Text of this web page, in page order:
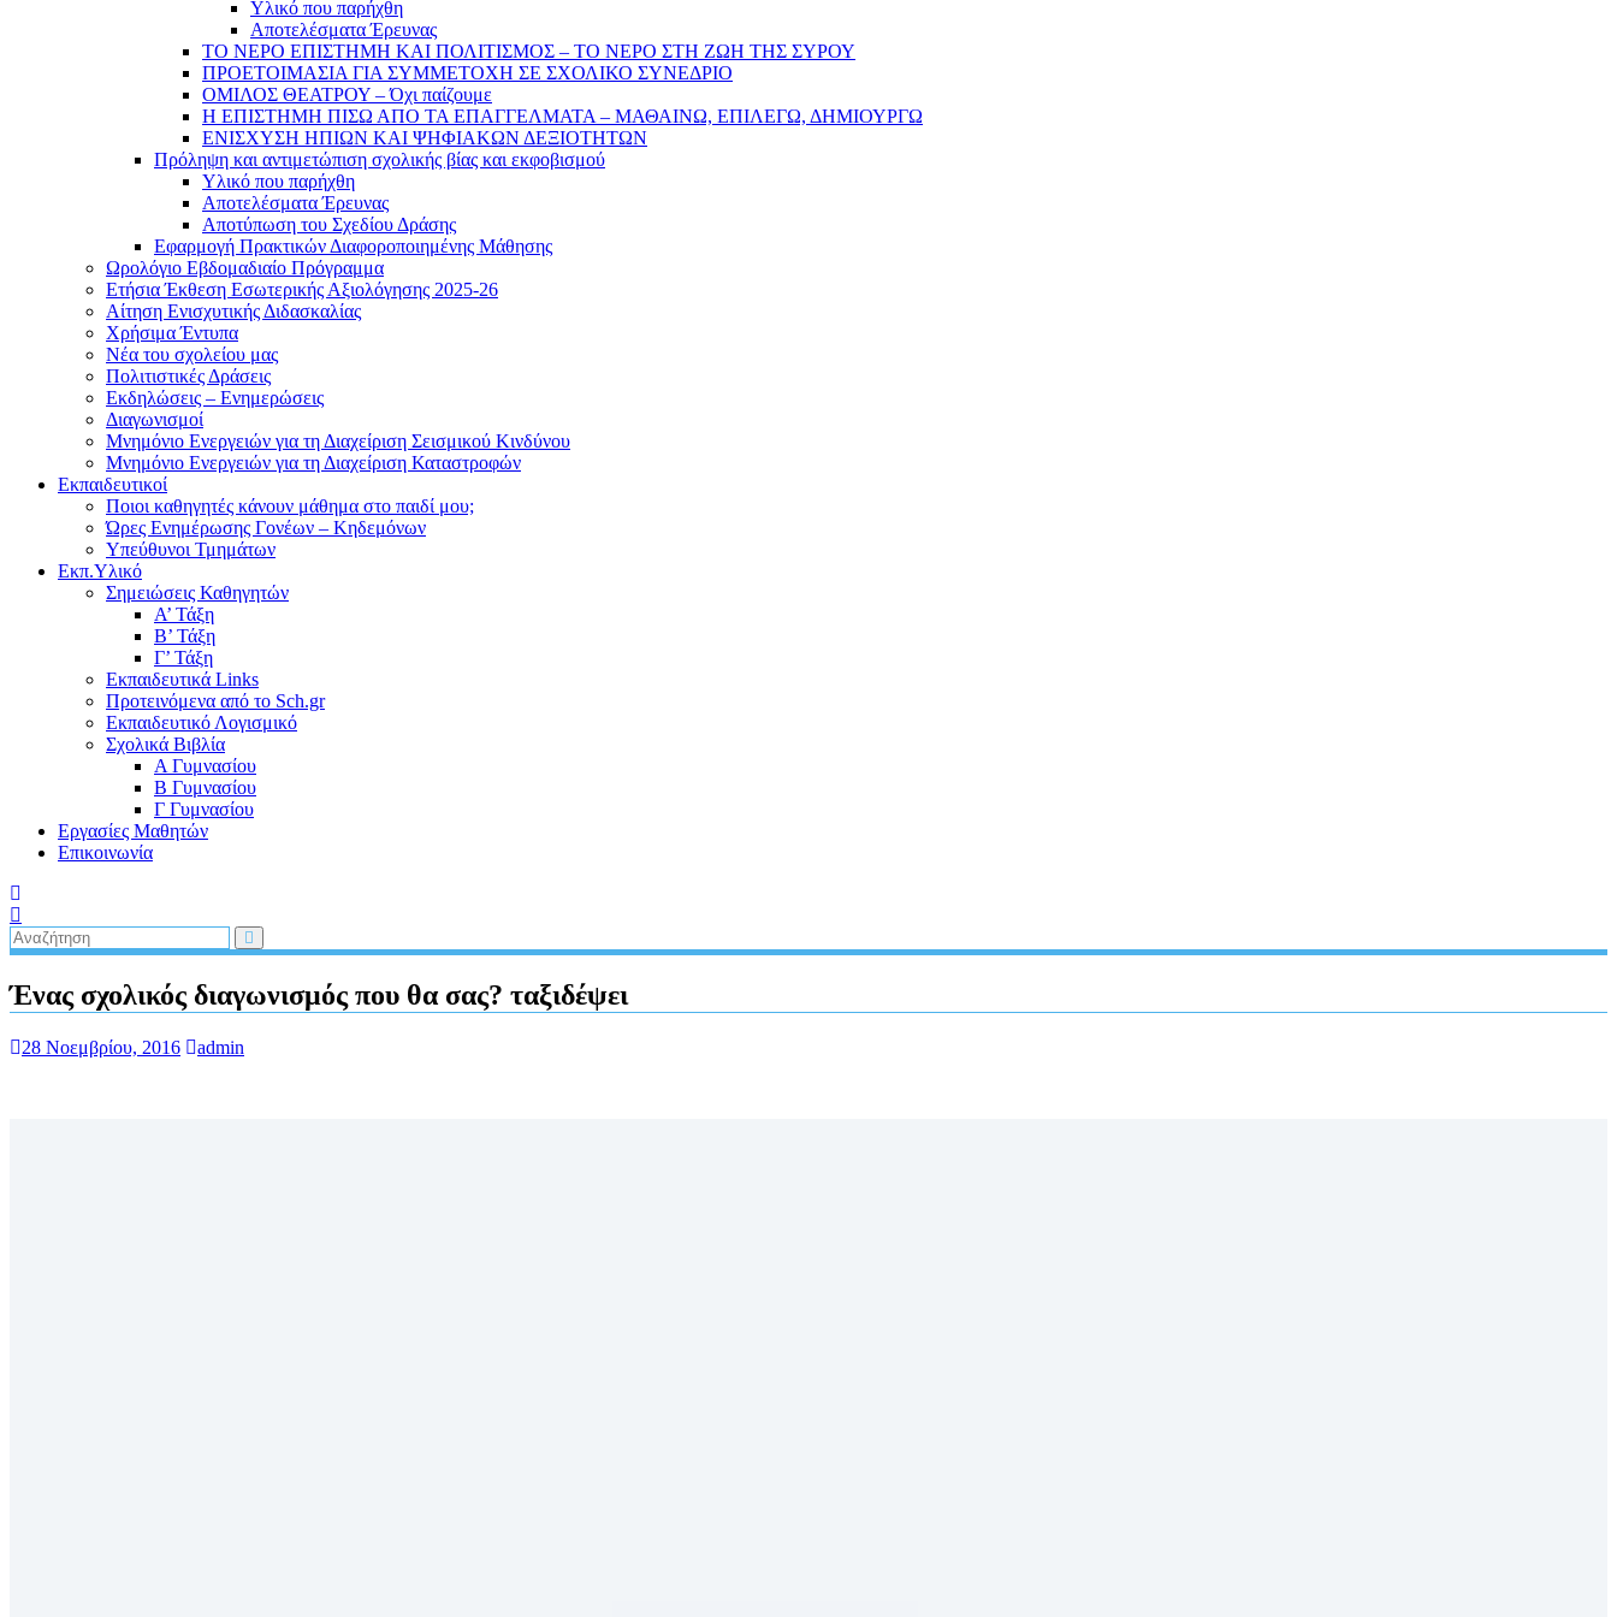
Υλικό που παρήχθη
Αποτελέσματα Έρευνας
ΤΟ ΝΕΡΟ ΕΠΙΣΤΗΜΗ ΚΑΙ ΠΟΛΙΤΙΣΜΟΣ – ΤΟ ΝΕΡΟ ΣΤΗ ΖΩΗ ΤΗΣ ΣΥΡΟΥ
ΠΡΟΕΤΟΙΜΑΣΙΑ ΓΙΑ ΣΥΜΜΕΤΟΧΗ ΣΕ ΣΧΟΛΙΚΟ ΣΥΝΕΔΡΙΟ
ΟΜΙΛΟΣ ΘΕΑΤΡΟΥ – Όχι παίζουμε
Η ΕΠΙΣΤΗΜΗ ΠΙΣΩ ΑΠΟ ΤΑ ΕΠΑΓΓΕΛΜΑΤΑ – ΜΑΘΑΙΝΩ, ΕΠΙΛΕΓΩ, ΔΗΜΙΟΥΡΓΩ
ΕΝΙΣΧΥΣΗ ΗΠΙΩΝ ΚΑΙ ΨΗΦΙΑΚΩΝ ΔΕΞΙΟΤΗΤΩΝ
Πρόληψη και αντιμετώπιση σχολικής βίας και εκφοβισμού
Υλικό που παρήχθη
Αποτελέσματα Έρευνας
Αποτύπωση του Σχεδίου Δράσης
Εφαρμογή Πρακτικών Διαφοροποιημένης Μάθησης
Ωρολόγιο Εβδομαδιαίο Πρόγραμμα
Ετήσια Έκθεση Εσωτερικής Αξιολόγησης 2025-26
Αίτηση Ενισχυτικής Διδασκαλίας
Χρήσιμα Έντυπα
Νέα του σχολείου μας
Πολιτιστικές Δράσεις
Εκδηλώσεις – Ενημερώσεις
Διαγωνισμοί
Μνημόνιο Ενεργειών για τη Διαχείριση Σεισμικού Κινδύνου
Μνημόνιο Ενεργειών για τη Διαχείριση Καταστροφών
Εκπαιδευτικοί
Ποιοι καθηγητές κάνουν μάθημα στο παιδί μου;
Ώρες Ενημέρωσης Γονέων – Κηδεμόνων
Υπεύθυνοι Τμημάτων
Εκπ.Υλικό
Σημειώσεις Καθηγητών
Α’ Τάξη
Β’ Τάξη
Γ’ Τάξη
Εκπαιδευτικά Links
Προτεινόμενα από το Sch.gr
Εκπαιδευτικό Λογισμικό
Σχολικά Βιβλία
Α Γυμνασίου
Β Γυμνασίου
Γ Γυμνασίου
Εργασίες Μαθητών
Επικοινωνία
Ένας σχολικός διαγωνισμός που θα σας? ταξιδέψει
28 Νοεμβρίου, 2016 admin